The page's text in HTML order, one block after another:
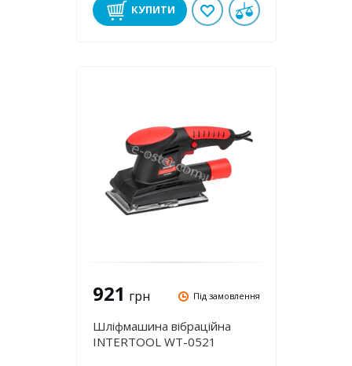
КУПИТИ
921 грн Під замовлення
Шліфмашина вібраційна
INTERTOOL WT-0521